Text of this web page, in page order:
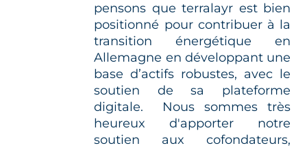
pensons que terralayr est bien
positionné pour contribuer à la
transition énergétique en
Allemagne en développant une
base d’actifs robustes, avec le
soutien de sa plateforme
digitale. Nous sommes très
heureux d'apporter notre
soutien aux cofondateurs,